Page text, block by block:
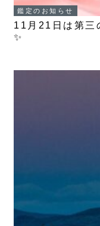
鑑定のお知らせ
11月21日は第三
✨